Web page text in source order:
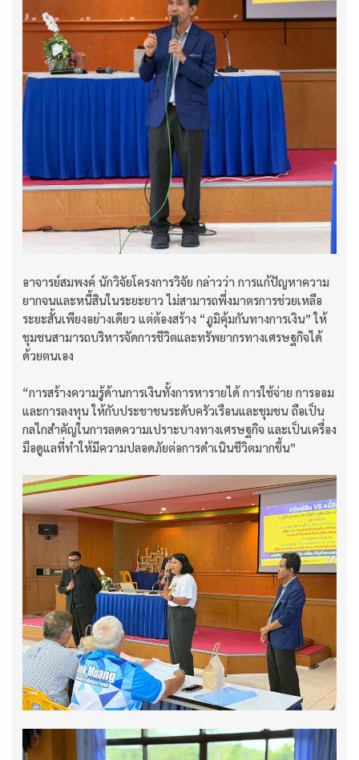
อาจารย์สมพงค์ นักวิจัยโครงการวิจัย กล่าวว่า การแก้ปัญหาความ
ยากจนและหนี้สินในระยะยาว ไม่สามารถพึ่งมาตรการช่วยเหลือ
ระยะสั้นเพียงอย่างเดียว แต่ต้องสร้าง “ภูมิคุ้มกันทางการเงิน” ให้
ชุมชนสามารถบริหารจัดการชีวิตและทรัพยากรทางเศรษฐกิจได้
ด้วยตนเอง
“การสร้างความรู้ด้านการเงินทั้งการหารายได้ การใช้จ่าย การออม
และการลงทุน ให้กับประชาชนระดับครัวเรือนและชุมชน ถือเป็น
กลไกสำคัญในการลดความเปราะบางทางเศรษฐกิจ และเป็นเครื่อง
มือดูแลที่ทำให้มีความปลอดภัยต่อการดำเนินชีวิตมากขึ้น”